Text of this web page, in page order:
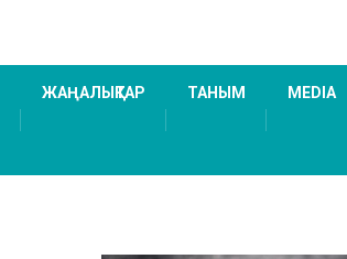
ЖАҢАЛЫҚТАР ТАНЫМ MEDIA